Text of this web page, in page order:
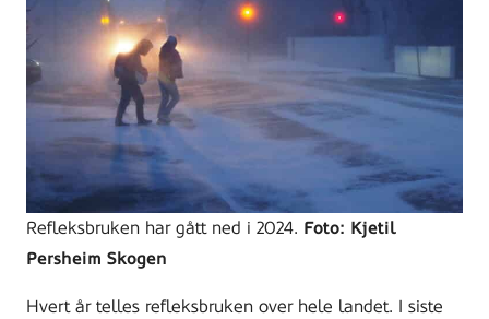
Refleksbruken har gått ned i 2024. Foto: Kjetil
Persheim Skogen
Hvert år telles refleksbruken over hele landet. I siste